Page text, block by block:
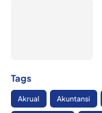
Tags
Akrual Akuntansi